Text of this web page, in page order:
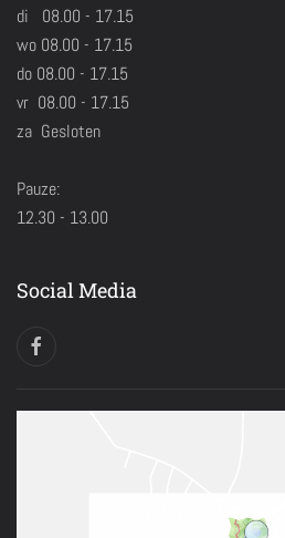
di 08.00 - 17.15
wo 08.00 - 17.15
do 08.00 - 17.15
vr 08.00 - 17.15
za Gesloten
Pauze:
12.30 - 13.00
Social Media